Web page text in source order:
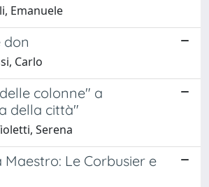
Emanuele
don
Carlo
colonne" a
della città"
Serena
Le Corbusier e